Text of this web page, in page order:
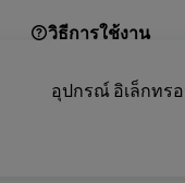
วิธีการใช้งาน
อุปกรณ์ อิเล็กทร